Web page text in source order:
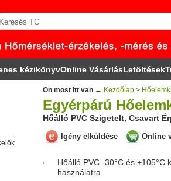
kézikönyvOnline VásárlásLetöltések
Ön most itt van → Kezdőlap>
Egyérpárú
Hőálló PVC Szigetelt, Csavart
Igény elküldése Online
Hőálló PVC -30°C és +105°C
használatra.